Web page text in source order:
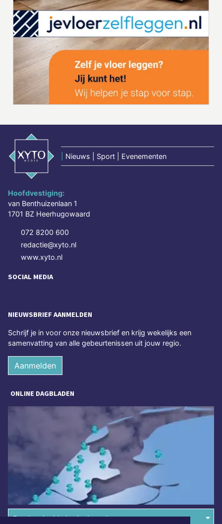
Nieuws | Sport | Evenementen
Hoofdvestiging:
van Benthuizenlaan 1
1701 BZ Heerhugowaard
072 8200 600
redactie@xyto.nl
www.xyto.nl
SOCIAL MEDIA
NIEUWSBRIEF AANMELDEN
Schrijf je in voor onze nieuwsbrief en krijg wekelijks een
samenvatting van alle gebeurtenissen uit jouw regio.
Aanmelden
ONLINE DAGBLADEN
Overige dagbladen in de regio